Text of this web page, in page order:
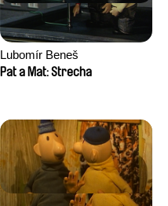
Lubomír Beneš
Pat a Mat: Strecha